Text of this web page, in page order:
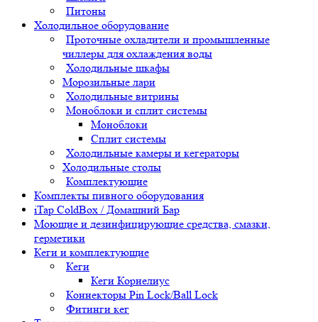
Питоны
Холодильное оборудование
Проточные охладители и промышленные
чиллеры для охлаждения воды
Холодильные шкафы
Морозильные лари
Холодильные витрины
Моноблоки и сплит системы
Моноблоки
Сплит системы
Холодильные камеры и кегераторы
Холодильные столы
Комплектующие
Комплекты пивного оборудования
iTap ColdBox / Домашний Бар
Моющие и дезинфицирующие средства, смазки,
герметики
Кеги и комплектующие
Кеги
Кеги Корнелиус
Коннекторы Pin Lock/Ball Lock
Фитинги кег